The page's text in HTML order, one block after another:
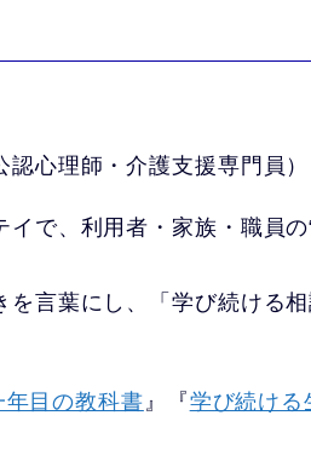
心理師・介護支援専門員）
で、利用者・家族・職員の
を言葉にし、「学び続ける
年目の教科書 』『学び続ける